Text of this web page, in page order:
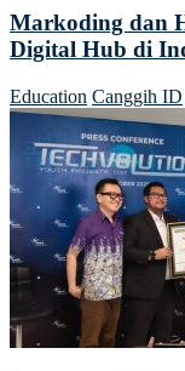
Markoding dan
Digital Hub di
Education Canggih ID